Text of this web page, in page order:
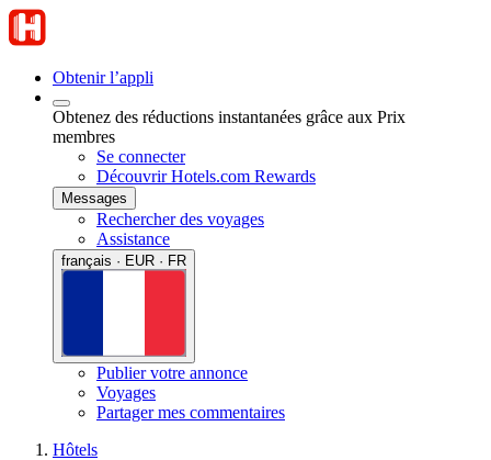
Obtenir l’appli
Obtenez des réductions instantanées grâce aux Prix
membres
Se connecter
Découvrir Hotels.com Rewards
Messages
Rechercher des voyages
Assistance
français · EUR · FR
Publier votre annonce
Voyages
Partager mes commentaires
Hôtels